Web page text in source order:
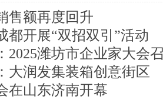
售额再度回升
都开展“双招双引”活动
2025潍坊市企业家大会
大润发集装箱创意街区
在山东济南开幕